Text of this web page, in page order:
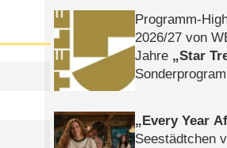
Programm-
2026/​27 von
Jahre
Star
Every Year
Seestädtchen